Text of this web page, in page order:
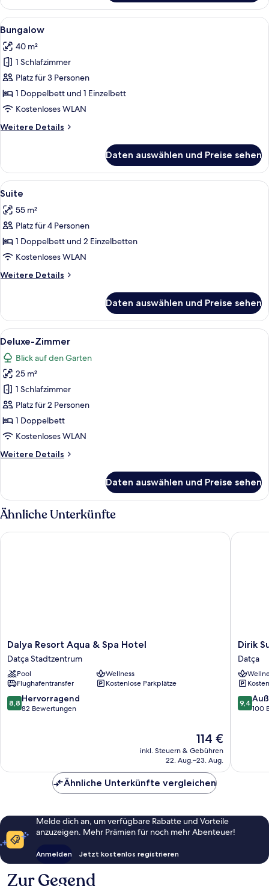
Zimmer,
Meerblick
Alle
Fotos
für
Bungalow
anzeigen
Ein weißes Haus mit rotem Dach,
7
Bungalow
40 m²
1 Schlafzimmer
Platz für 3 Personen
1 Doppelbett und 1 Einzelbett
Kostenloses WLAN
Weitere Details
Weitere
Daten auswählen und Preise sehen
Alle
Fotos
für
Suite
anzeigen
Ein modernes Wohnzimmer mit
8
Suite
55 m²
Platz für 4 Personen
1 Doppelbett und 2 Einzelbetten
Kostenloses WLAN
Weitere Details
Weitere
Daten auswählen und Preise sehen
Alle
Fotos
für
Deluxe-
Zimmer
anzeigen
Ein Hotelzimmer mit Bett,
6
Deluxe-Zimmer
Blick auf den Garten
25 m²
1 Schlafzimmer
Platz für 2 Personen
1 Doppelbett
Kostenloses WLAN
Weitere Details
Weitere
Zimmer
Daten auswählen und Preise sehen
Ähnliche Unterkünfte
Dalya
Resort
Aqua
&
Spa
Hotel
Datça
Dalya Resort Aqua & Spa Hotel
Datça Stadtzentrum
Pool
Wellness
Flughafentransfer
Kostenlose Parkplätze
8.8
von
8,8 Hervorragend
82 Bewertungen
Der
Preis
beträgt
114 €
inkl. Steuern & Gebühren
22. Aug.–23. Aug.
Dalya Resort Aqua & Spa Hotel
Dirik
Surf
&
Beach
Club
Hotel
Datça
Dirik
Datça
9.4
von
9,4
100
Dirik
Ähnliche Unterkünfte vergleichen
Melde dich an, um verfügbare Rabatte und Vorteile
anzuzeigen. Mehr Prämien für noch mehr Abenteuer!
Anmelden Jetzt kostenlos registrieren
Zur Gegend